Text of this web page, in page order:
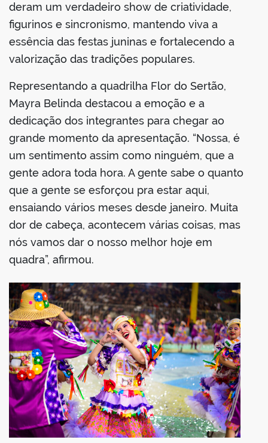
deram um verdadeiro show de criatividade,
figurinos e sincronismo, mantendo viva a
essência das festas juninas e fortalecendo a
valorização das tradições populares.
Representando a quadrilha Flor do Sertão,
Mayra Belinda destacou a emoção e a
dedicação dos integrantes para chegar ao
grande momento da apresentação. “Nossa, é
um sentimento assim como ninguém, que a
gente adora toda hora. A gente sabe o quanto
que a gente se esforçou pra estar aqui,
ensaiando vários meses desde janeiro. Muita
dor de cabeça, acontecem várias coisas, mas
nós vamos dar o nosso melhor hoje em
quadra”, afirmou.